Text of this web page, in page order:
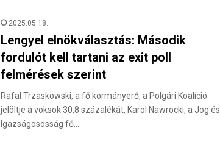
2025.05.18.
Lengyel elnökválasztás: Második
fordulót kell tartani az exit poll
felmérések szerint
Rafal Trzaskowski, a fő kormányerő, a Polgári Koalíció
jelöltje a voksok 30,8 százalékát, Karol Nawrocki, a Jog és
Igazságososság fő…